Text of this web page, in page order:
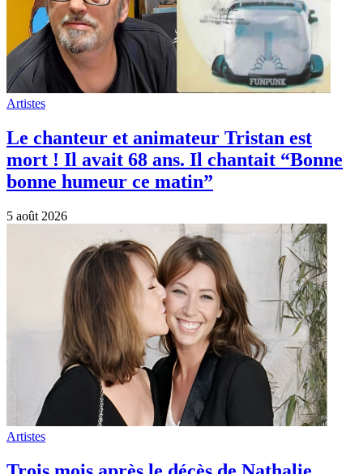
Artistes
Le chanteur et animateur Tristan est
mort ! Il avait 68 ans. Il chantait “Bonne
bonne humeur ce matin”
5 août 2026
Artistes